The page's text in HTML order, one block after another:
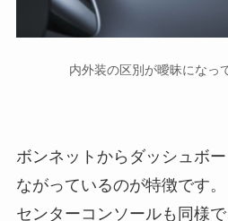
内外装の区別が曖昧になっ
ボンネットからダッシュボ
ながっているのが特徴です。
センターコンソールも同様